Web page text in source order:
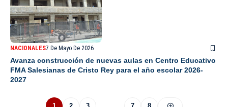
NACIONALES7 De Mayo De 2026
Avanza construcción de nuevas aulas en Centro Educativo
FMA Salesianas de Cristo Rey para el año escolar 2026-
2027